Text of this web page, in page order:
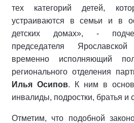
тех категорий детей,
устраиваются в семьи и в
детских домах», -
председателя
временно исполняющий
регионального отделения
Илья Осипов. К ним в
инвалиды, подростки, братья и
Отметим, что подобной